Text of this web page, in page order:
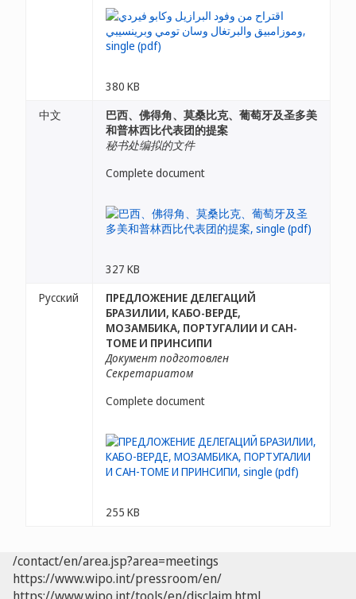
380 KB
中文
巴西、佛得角、莫桑比克、葡萄牙及圣多美
和普林西比代表团的提案
秘书处编拟的文件
Complete document
327 KB
Русский
ПРЕДЛОЖЕНИЕ ДЕЛЕГАЦИЙ
БРАЗИЛИИ, КАБО-ВЕРДЕ,
МОЗАМБИКА, ПОРТУГАЛИИ И САН-
ТОМЕ И ПРИНСИПИ
Документ подготовлен
Секретариатом
Complete document
255 KB
/contact/en/area.jsp?area=meetings
https://www.wipo.int/pressroom/en/